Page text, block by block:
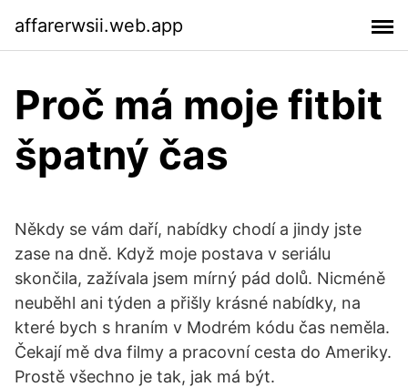
affarerwsii.web.app
Proč má moje fitbit
špatný čas
Někdy se vám daří, nabídky chodí a jindy jste
zase na dně. Když moje postava v seriálu
skončila, zažívala jsem mírný pád dolů. Nicméně
neuběhl ani týden a přišly krásné nabídky, na
které bych s hraním v Modrém kódu čas neměla.
Čekají mě dva filmy a pracovní cesta do Ameriky.
Prostě všechno je tak, jak má být.